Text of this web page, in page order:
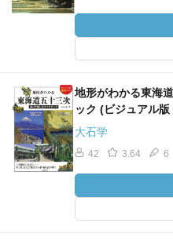
地形がわかる東海
ック (ビジュアル
大石学
42 3.64 6